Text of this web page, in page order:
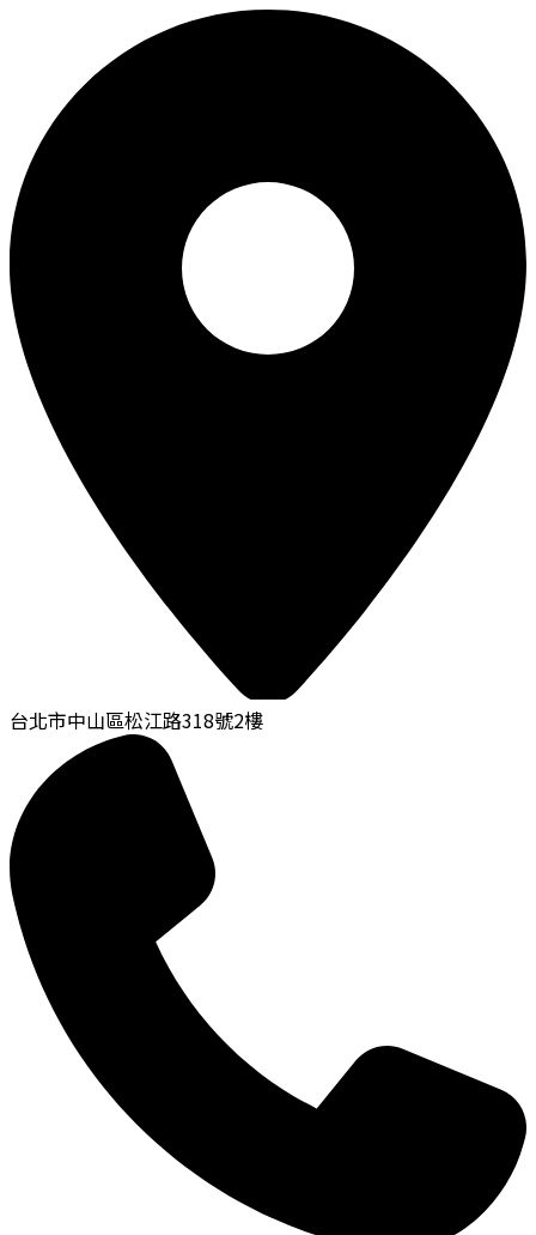
台北市中山區松江路318號2樓